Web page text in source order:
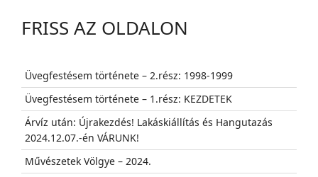
FRISS AZ OLDALON
Üvegfestésem története – 2.rész: 1998-1999
Üvegfestésem története – 1.rész: KEZDETEK
Árvíz után: Újrakezdés! Lakáskiállítás és Hangutazás
2024.12.07.-én VÁRUNK!
Művészetek Völgye – 2024.